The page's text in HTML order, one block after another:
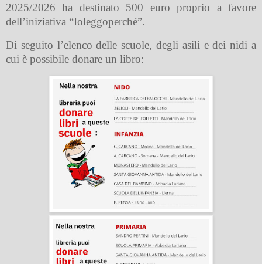
2025/2026 ha destinato 500 euro proprio a favore
dell’iniziativa “Ioleggoperché”.
Di seguito l’elenco delle scuole, degli asili e dei nidi a
cui è possibile donare un libro: